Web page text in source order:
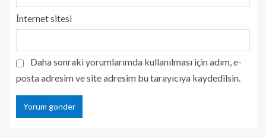
İnternet sitesi
Daha sonraki yorumlarımda kullanılması için adım, e-
posta adresim ve site adresim bu tarayıcıya kaydedilsin.